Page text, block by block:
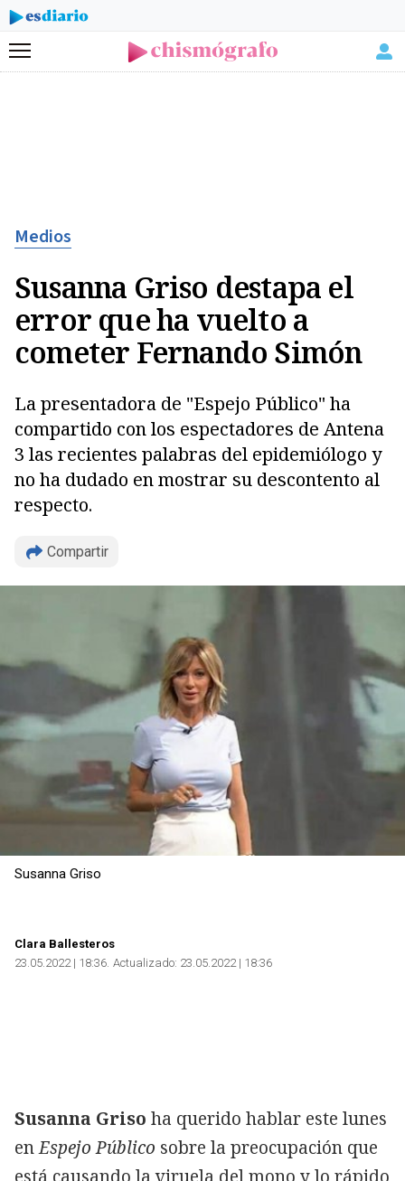
Menú
Medios
Susanna Griso destapa el
error que ha vuelto a
cometer Fernando Simón
La presentadora de "Espejo Público" ha
compartido con los espectadores de Antena
3 las recientes palabras del epidemiólogo y
no ha dudado en mostrar su descontento al
respecto.
Compartir
Copiar
Susanna Griso
Clara Ballesteros
23.05.2022 | 18:36 Actualizado: 23.05.2022 | 18:36
Susanna Griso ha querido hablar este lunes
enEspejo Público sobre la preocupación que
está causando la viruela del mono y lo rápido